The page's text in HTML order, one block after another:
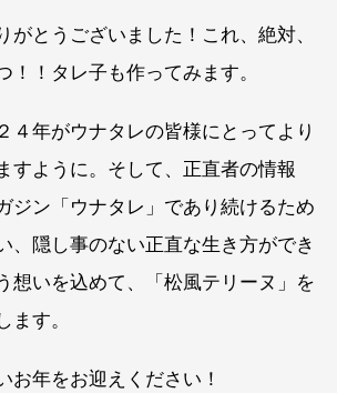
がとうございました！これ、絶対、
！！タレ子も作ってみます。
４年がウナタレの皆様にとってより
すように。そして、正直者の情報
ジン「ウナタレ」であり続けるため
、隠し事のない正直な生き方ができ
想いを込めて、「松風テリーヌ」を
ます。
お年をお迎えください！